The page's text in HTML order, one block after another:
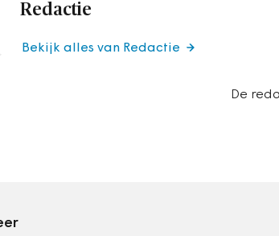
Redactie
De
Bekijk alles van Redactie